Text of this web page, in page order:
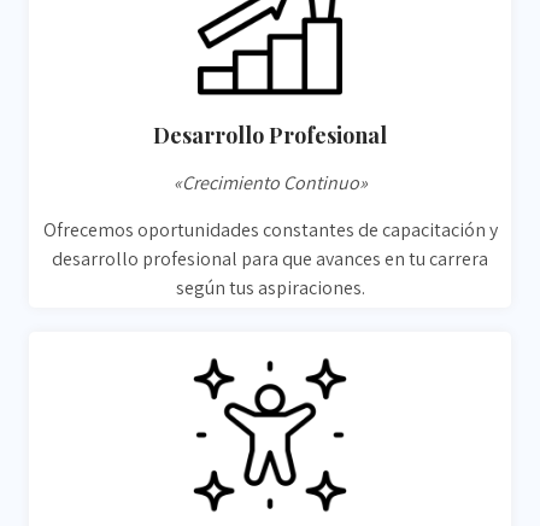
Desarrollo Profesional
«Crecimiento Continuo»
Ofrecemos oportunidades constantes de capacitación y
desarrollo profesional para que avances en tu carrera
según tus aspiraciones.